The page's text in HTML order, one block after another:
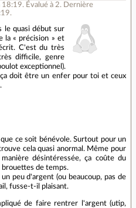
18:19. Évalué à 2. Dernière
le quasi début sur
la « précision » et
C'est du très
difficile, genre
exceptionnel).
doit être un enfer pour toi et ceux
ce soit bénévole. Surtout pour un
cela quasi anormal. Même pour
désintéressée, ça coûte du
brouettes de temps.
peu d'argent (ou beaucoup, pas de
fusse-t-il plaisant.
de faire rentrer l'argent (utip,